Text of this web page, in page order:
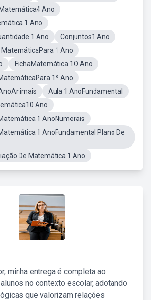
Ano
1 Ano
1 Ano
Conjuntos1 Ano
MatemáticaPara 1 Ano
FichaMatemática 1O Ano
1º Ano
Aula 1 AnoFundamental
Ano
1 AnoNumerais
1 AnoFundamental Plano De
De Matemática 1 Ano
minha entrega é completa ao
no contexto escolar, adotando
que valorizam relações